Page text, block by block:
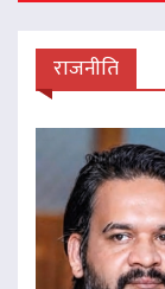
राजनीति